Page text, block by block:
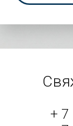
+